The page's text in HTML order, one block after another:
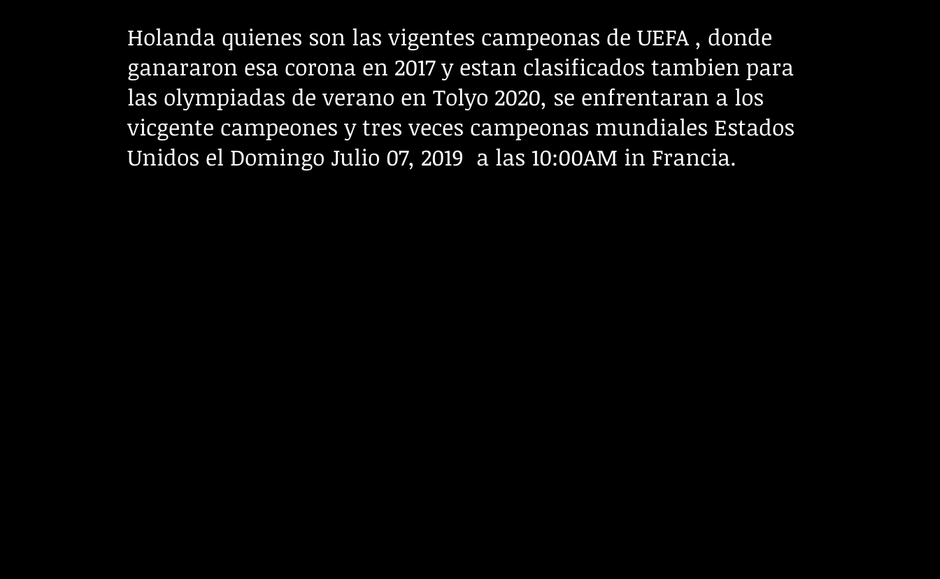
Holanda quienes son las vigentes campeonas de UEFA , donde
ganararon esa corona en 2017 y estan clasificados tambien para
las olympiadas de verano en Tolyo 2020, se enfrentaran a los
vicgente campeones y tres veces campeonas mundiales Estados
Unidos el Domingo Julio 07, 2019 a las 10:00AM in Francia.